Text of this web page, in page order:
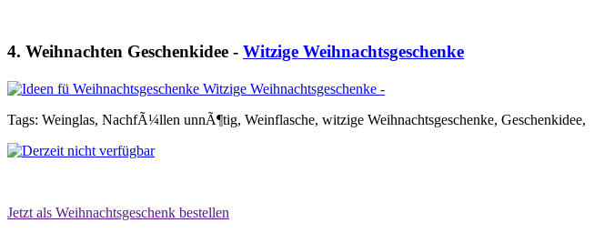
4. Weihnachten Geschenkidee - Witzige Weihnachtsgeschenke
Tags: Weinglas, NachfÃ¼llen unnÃ¶tig, Weinflasche, witzige Weihnachtsgeschenke, Geschenkidee,
Jetzt als Weihnachtsgeschenk bestellen